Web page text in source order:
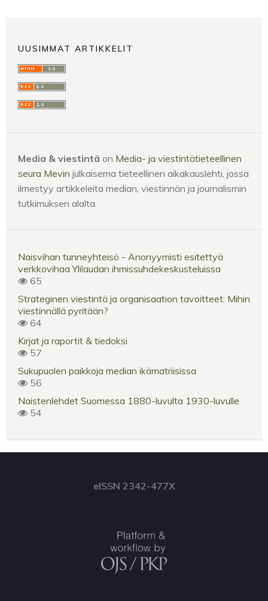
UUSIMMAT ARTIKKELIT
Media & viestintä on Media- ja viestintätieteellinen
seura Mevin julkaisema tieteellinen aikakauslehti, jossa
ilmestyy artikkeleita median, viestinnän ja journalismin
tutkimuksen alalta.
Naisvihan tunneyhteisö - Anonyymisti esitettyä
verkkovihaa Ylilaudan ihmissuhdekeskusteluissa
65
Strateginen viestintä ja organisaation tavoitteet: Mihin
viestinnällä pyritään?
64
Kirjat ja raportit & tiedoksi
57
Sukupuolen paikkoja median ikämatriisissa
56
Naistenlehdet Suomessa 1880-luvulta 1930-luvulle
54
eISSN 2342-477X